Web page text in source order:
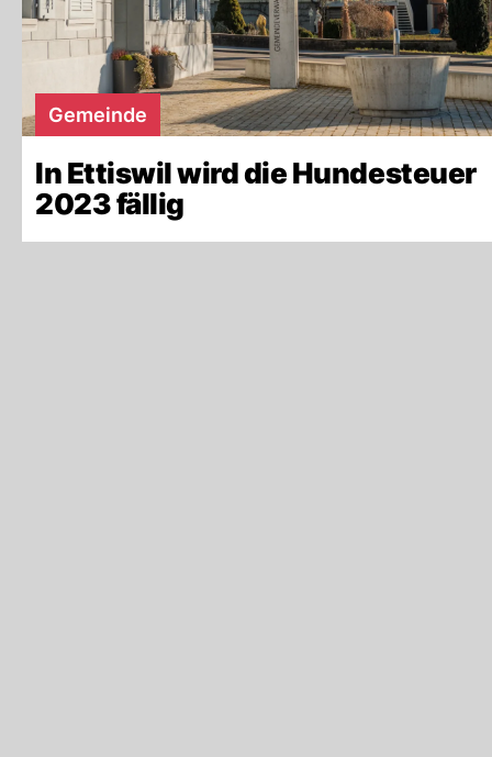
Gemeinde
In Ettiswil wird die Hundesteuer
2023 fällig